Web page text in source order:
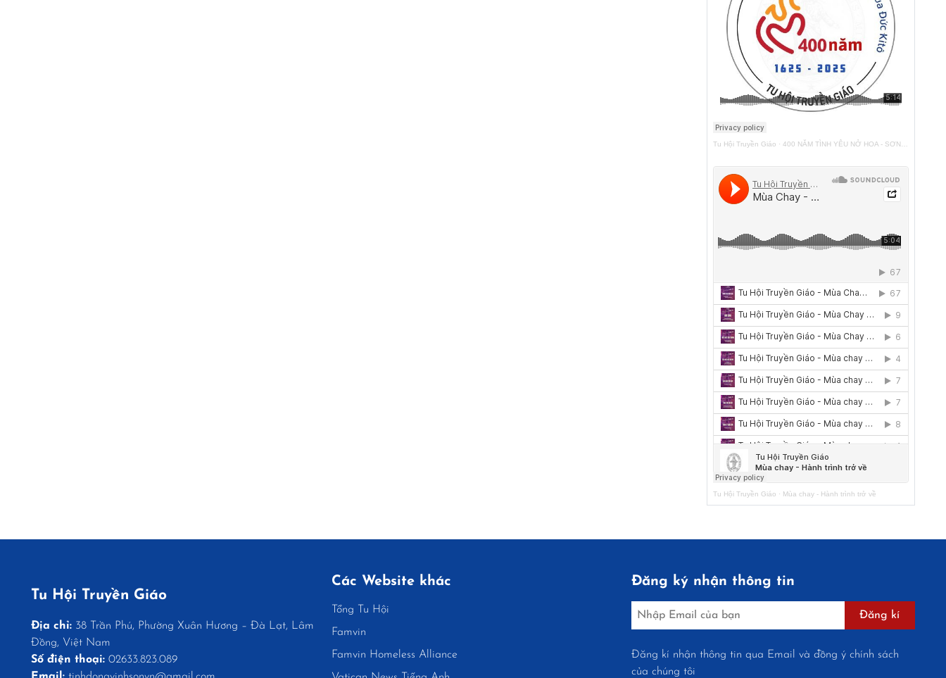
Tu Hội Truyền Giáo · 400 NĂM TÌNH YÊU NỞ HOA - SƠN TÚI ĐỎ
Tu Hội Truyền Giáo · Mùa chay - Hành trình trở về
Tu Hội Truyền Giáo
Địa chỉ: 38 Trần Phú, Phường Xuân Hương – Đà Lạt, Lâm
Đồng, Việt Nam
Số điện thoại: 02633.823.089
Các Website khác
Tổng Tu Hội
Famvin
Famvin Homeless Alliance
Đăng ký nhận thông tin
Đăng kí
Đăng kí nhận thông tin qua Email và đồng ý chính sách
của chúng tôi